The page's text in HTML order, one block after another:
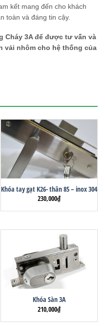
kết mang đến cho khách
toàn và đáng tin cậy.
Cháy 3A để được tư vấn và
vải nhôm cho hệ thống của
Khóa tay gạt K26- thân 85 – inox 304
230,000₫
Khóa Sàn 3A
210,000₫